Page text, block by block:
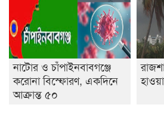
নাটোর ও চাঁপাইনবাবগঞ্জে
করোনা বিস্ফোরণ, একদিনে
আক্রান্ত ৫০